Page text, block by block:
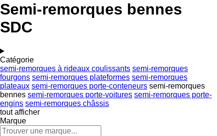
Semi-remorques bennes
SDC
Catégorie
semi-remorques à rideaux coulissants semi-remorques
fourgons semi-remorques plateformes semi-remorques
plateaux semi-remorques porte-conteneurs semi-remorques
bennes semi-remorques porte-voitures semi-remorques porte-
engins semi-remorques châssis
tout afficher
Marque